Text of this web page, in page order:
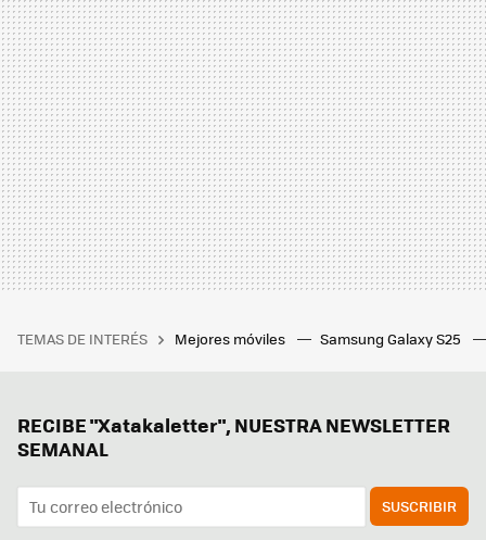
TEMAS DE INTERÉS Mejores móviles Samsung Galaxy S25
RECIBE "Xatakaletter", NUESTRA NEWSLETTER
SEMANAL
SUSCRIBIR